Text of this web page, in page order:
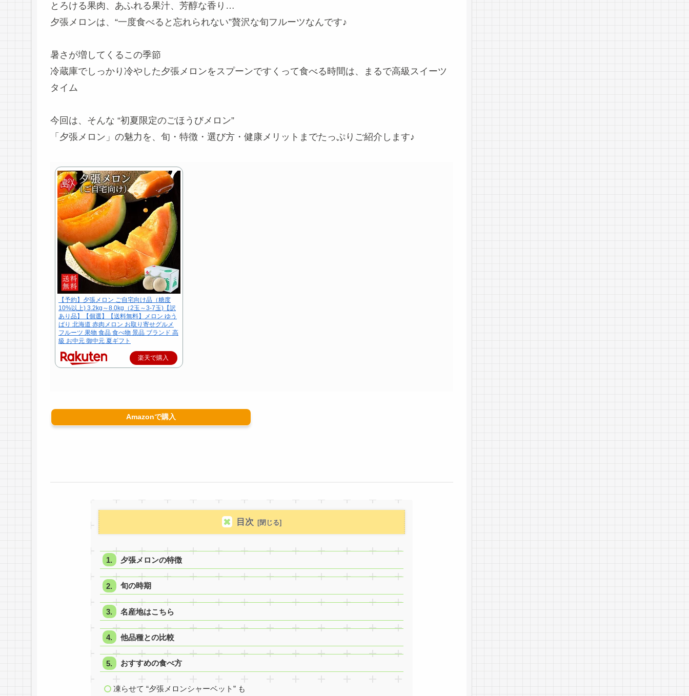
とろける果肉、あふれる果汁、芳醇な香り…
夕張メロンは、“一度食べると忘れられない”贅沢な旬フルーツなんです♪
暑さが増してくるこの季節
冷蔵庫でしっかり冷やした夕張メロンをスプーンですくって食べる時間は、まるで高級スイーツ
タイム
今回は、そんな “初夏限定のごほうびメロン”
「夕張メロン」の魅力を、旬・特徴・選び方・健康メリットまでたっぷりご紹介します♪
【予約】夕張メロン ご自宅向け品（糖度
10%以上) 3.2kg～8.0kg（2玉～3-7玉)【訳
あり品】【個選】【送料無料】メロン ゆう
ばり 北海道 赤肉メロン お取り寄せグルメ
フルーツ 果物 食品 食べ物 景品 ブランド 高
級 お中元 御中元 夏ギフト
楽天で購入
Amazonで購入
目次
夕張メロンの特徴
旬の時期
名産地はこちら
他品種との比較
おすすめの食べ方
凍らせて “夕張メロンシャーベット” も